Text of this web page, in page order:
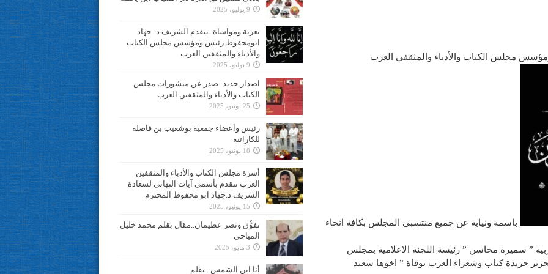
مجلس الكتاب والأدباء والمثقفي العرب
باسمه ونيابة عن جميع منتسبي المجلس بكافة انحاء
” سميرة محاسن ” رئيسة اللجنة الاعلامية بمجلس
جريدة كتاب وشعراء العرب بوفاة ” اخوها سعيد
9 يوليو، 2025
تعزية ومواساة: يتقدم الشريف د- جهاد
ابومحفوظ رئيس ومؤسس مجلس الكتاب
والأدباء والمثقفين العرب
9 يوليو، 2025
اصدار جديد: صدر عن منشورات مجلس
الكتاب والأدباء والمثقفين العرب
25 يونيو، 2025
رئيس وأعضاء جمعية بوشعيب بن فاضلة
للكاراتيه
18 يونيو، 2025
أسرة مجلس الكتاب والأدباء والمثقفين
العرب تتقدم بأسمى آيات التهاني لسعادة
الشريف د.جهاد ابو محفوظ المحترم
15 يونيو، 2025
تفوُّق ونصر عظيمان..مقال بقلم محمد خليل
المياحي
3 مايو، 2025
أنا ابن الشمس.. بقلم